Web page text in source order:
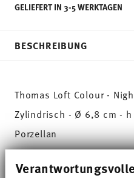
GELIEFERT IN 3-5 WERKTAGEN
BESCHREIBUNG
Thomas Loft Colour -
Zylindrisch - Ø 6,8 cm -
Porzellan
Loft by Rosenthal mit